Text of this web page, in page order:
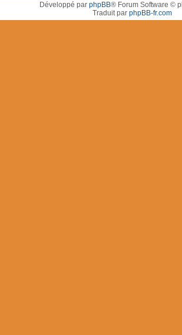
Développé par phpBB® Forum Software ©
Traduit par phpBB-fr.com